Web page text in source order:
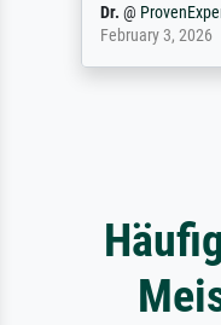
Dr. @
February 3, 2026